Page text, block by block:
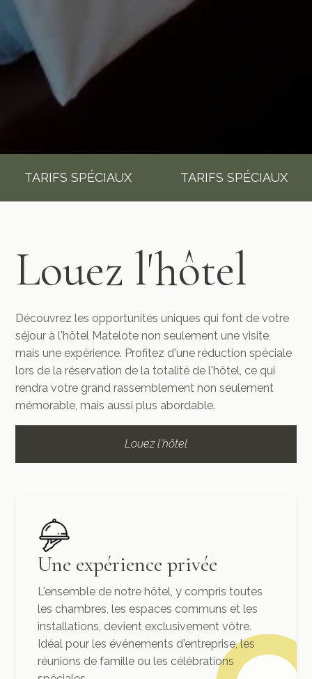
TARIFS SPÉCIAUX TARIFS SPÉCIAUX
Louez l'hôtel
Découvrez les opportunités uniques qui font de votre
séjour à l'hôtel Matelote non seulement une visite,
mais une expérience. Profitez d'une réduction spéciale
lors de la réservation de la totalité de l'hôtel, ce qui
rendra votre grand rassemblement non seulement
mémorable, mais aussi plus abordable.
Louez l'hôtel
Une expérience privée
L'ensemble de notre hôtel, y compris toutes
les chambres, les espaces communs et les
installations, devient exclusivement vôtre.
Idéal pour les événements d'entreprise, les
réunions de famille ou les célébrations